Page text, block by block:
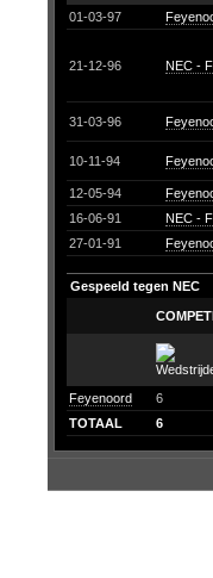
01-03-97
21-12-96 NEC -
31-03-96
10-11-94
12-05-94
16-06-91
NEC -
27-01-91
Gespeeld tegen NEC
Feyenoord 6
TOTAAL
6